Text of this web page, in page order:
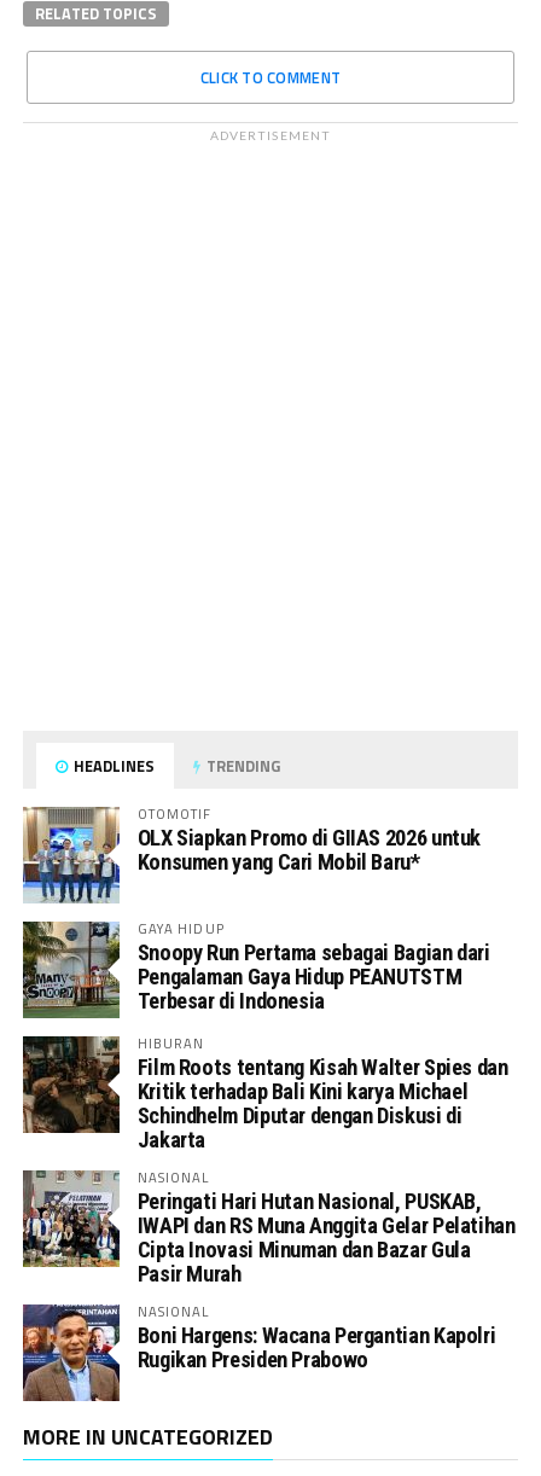
RELATED TOPICS
CLICK TO COMMENT
ADVERTISEMENT
HEADLINES TRENDING
OTOMOTIF
OLX Siapkan Promo di GIIAS 2026 untuk
Konsumen yang Cari Mobil Baru*
GAYA HIDUP
Snoopy Run Pertama sebagai Bagian dari
Pengalaman Gaya Hidup PEANUTSTM
Terbesar di Indonesia
HIBURAN
Film Roots tentang Kisah Walter Spies dan
Kritik terhadap Bali Kini karya Michael
Schindhelm Diputar dengan Diskusi di
Jakarta
NASIONAL
Peringati Hari Hutan Nasional, PUSKAB,
IWAPI dan RS Muna Anggita Gelar Pelatihan
Cipta Inovasi Minuman dan Bazar Gula
Pasir Murah
NASIONAL
Boni Hargens: Wacana Pergantian Kapolri
Rugikan Presiden Prabowo
MORE IN UNCATEGORIZED